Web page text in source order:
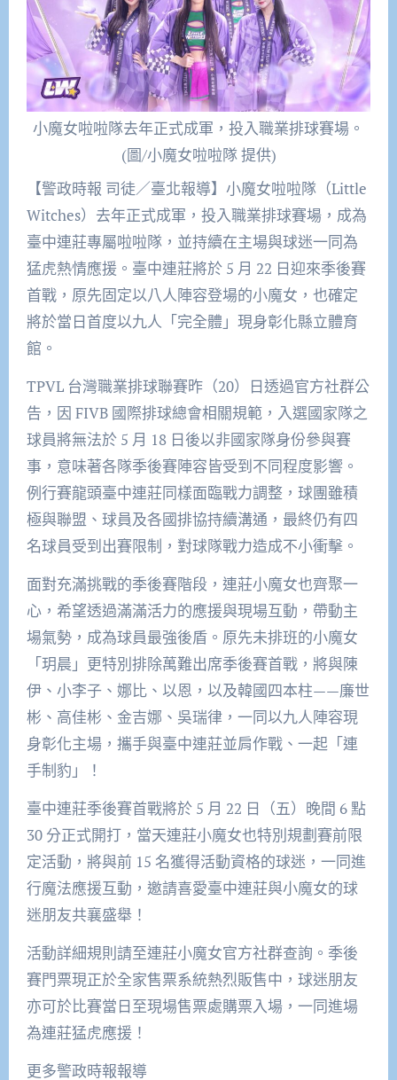
小魔女啦啦隊去年正式成軍，投入職業排球賽場。
(圖/小魔女啦啦隊 提供)
【警政時報 司徒／臺北報導】小魔女啦啦隊（Little
Witches）去年正式成軍，投入職業排球賽場，成為
臺中連莊專屬啦啦隊，並持續在主場與球迷一同為
猛虎熱情應援。臺中連莊將於 5 月 22 日迎來季後賽
首戰，原先固定以八人陣容登場的小魔女，也確定
將於當日首度以九人「完全體」現身彰化縣立體育
館。
TPVL 台灣職業排球聯賽昨（20）日透過官方社群公
告，因 FIVB 國際排球總會相關規範，入選國家隊之
球員將無法於 5 月 18 日後以非國家隊身份參與賽
事，意味著各隊季後賽陣容皆受到不同程度影響。
例行賽龍頭臺中連莊同樣面臨戰力調整，球團雖積
極與聯盟、球員及各國排協持續溝通，最終仍有四
名球員受到出賽限制，對球隊戰力造成不小衝擊。
面對充滿挑戰的季後賽階段，連莊小魔女也齊聚一
心，希望透過滿滿活力的應援與現場互動，帶動主
場氣勢，成為球員最強後盾。原先未排班的小魔女
「玥晨」更特別排除萬難出席季後賽首戰，將與陳
伊、小李子、娜比、以恩，以及韓國四本柱——廉世
彬、高佳彬、金吉娜、吳瑞律，一同以九人陣容現
身彰化主場，攜手與臺中連莊並肩作戰、一起「連
手制豹」！
臺中連莊季後賽首戰將於 5 月 22 日（五）晚間 6 點
30 分正式開打，當天連莊小魔女也特別規劃賽前限
定活動，將與前 15 名獲得活動資格的球迷，一同進
行魔法應援互動，邀請喜愛臺中連莊與小魔女的球
迷朋友共襄盛舉！
活動詳細規則請至連莊小魔女官方社群查詢。季後
賽門票現正於全家售票系統熱烈販售中，球迷朋友
亦可於比賽當日至現場售票處購票入場，一同進場
為連莊猛虎應援！
更多警政時報報導